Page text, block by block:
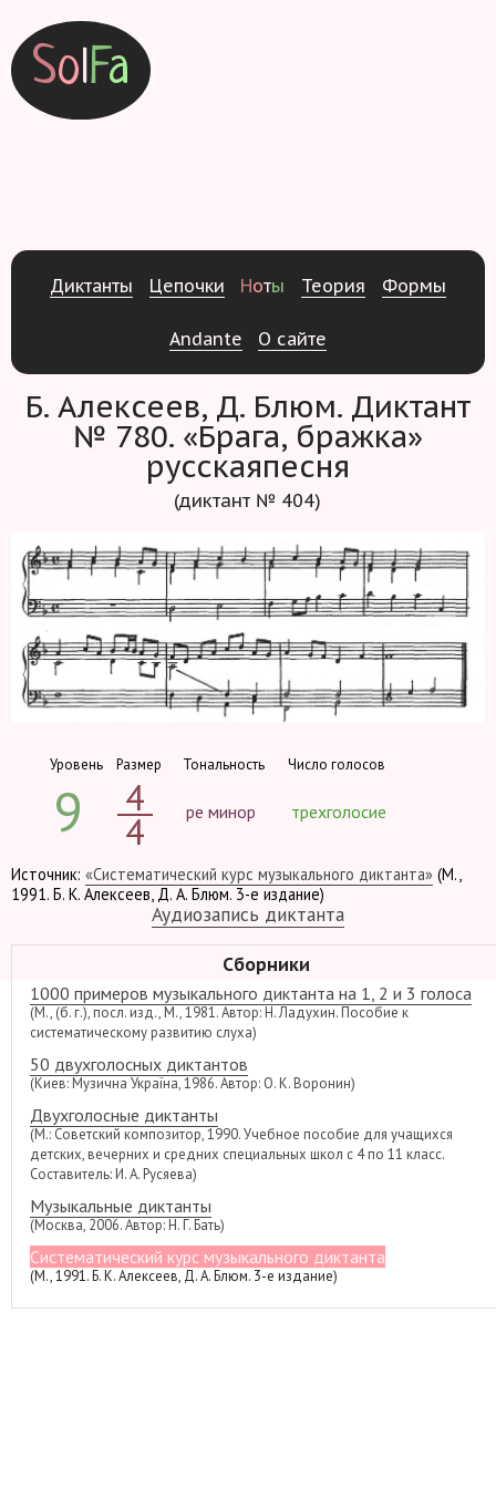
SolFa
Диктанты Цепочки Ноты Теория Формы
Andante О сайте
Б. Алексеев, Д. Блюм. Диктант
№ 780. «Брага, бражка»
русскаяпесня
(диктант № 404)
Уровень
9
Размер
4
4
Тональность
ре минор
Число голосов
трехголосие
Источник: «Систематический курс музыкального диктанта» (М.,
1991. Б. К. Алексеев, Д. А. Блюм. 3-е издание)
Аудиозапись диктанта
Сборники
1000 примеров музыкального диктанта на 1, 2 и 3 голоса
(М., (б. г.), посл. изд., М., 1981. Автор: Н. Ладухин. Пособие к
систематическому развитию слуха)
50 двухголосных диктантов
(Киев: Музична Україна, 1986. Автор: О. К. Воронин)
Двухголосные диктанты
(М.: Советский композитор, 1990. Учебное пособие для учащихся
детских, вечерних и средних специальных школ с 4 по 11 класс.
Составитель: И. А. Русяева)
Музыкальные диктанты
(Москва, 2006. Автор: Н. Г. Бать)
Систематический курс музыкального диктанта
(М., 1991. Б. К. Алексеев, Д. А. Блюм. 3-е издание)